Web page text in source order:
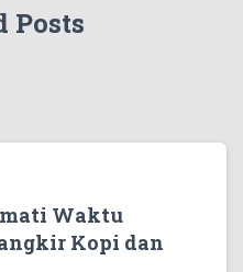
Posts
Waktu
Kopi dan